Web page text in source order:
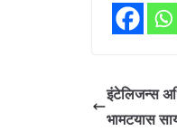
इंटेलिजन्स
भामटयास